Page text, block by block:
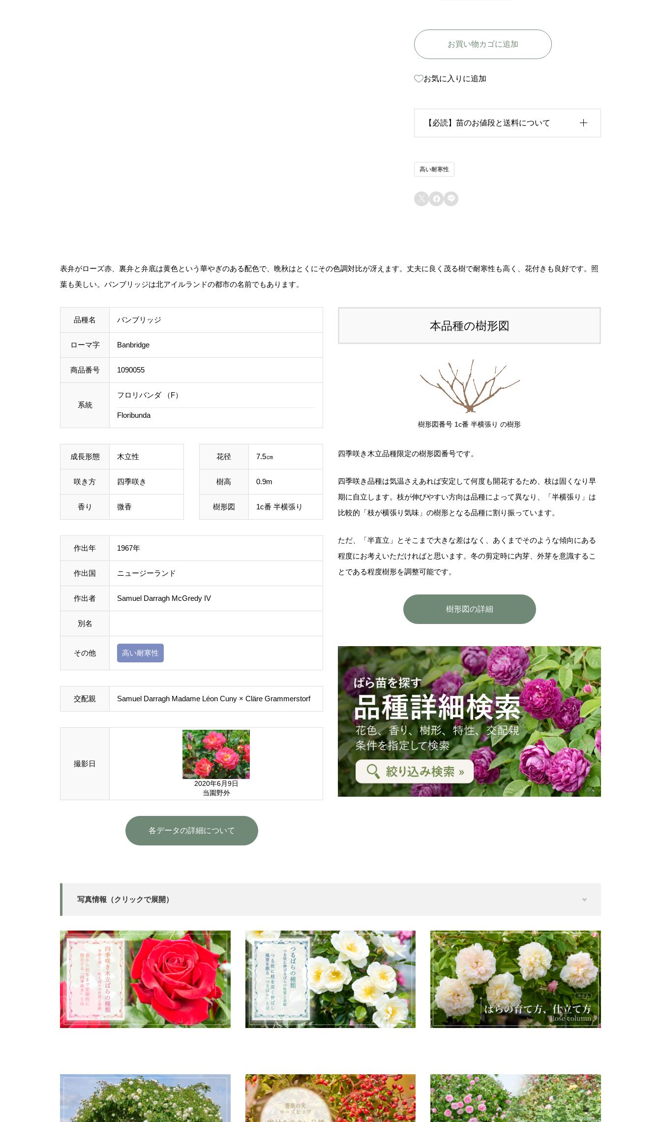
リ
ッ
ジ
-
a
n
b
お買い物カゴに追加
お気に入りに追加
【必読】苗のお値段と送料について
苗のお値段は
します。送料等に不都合ございましたら、メー
事前のお見積もりがご希望の場合は「お問い合
わせフォーム」よりご連絡をお願いいたしま
高い耐寒性
  
表弁がローズ赤、裏弁と弁底は黄色という華やぎのある配色で、晩秋はとくにその色調対比が冴えます。丈夫に良く茂る樹で耐寒性も高く、花付きも良好です。照
葉も美しい。バンブリッジは北アイルランドの都市の名前でもあります。
品種名 バンブリッジ
ローマ字 Banbridge
商品番号 1090055
系統
フロリバンダ （F）
Floribunda
成長形態 木立性
咲き方 四季咲き
香り 微香
花径 7.5㎝
樹高 0.9m
樹形図 1c番 半横張り
作出年 1967年
作出国 ニュージーランド
作出者 Samuel Darragh McGredy IV
別名
その他 高い耐寒性
交配親 Samuel Darragh Madame Léon Cuny × Cläre Grammerstorf
撮影日
2020年6月9日
当園野外
各データの詳細について
本品種の樹形図
樹形図番号 1c番 半横張り の樹形
四季咲き木立品種限定の樹形図番号です。
四季咲き品種は気温さえあれば安定して何度も開花するため、枝は固くなり早
期に自立します。枝が伸びやすい方向は品種によって異なり、「半横張り」は
比較的「枝が横張り気味」の樹形となる品種に割り振っています。
ただ、「半直立」とそこまで大きな差はなく、あくまでそのような傾向にある
程度にお考えいただければと思います。冬の剪定時に内芽、外芽を意識するこ
とである程度樹形を調整可能です。
樹形図の詳細
写真情報（クリックで展開）